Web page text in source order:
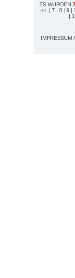
ES WURDEN
<< | 7 | 8 | 9 |
|
IMPRESSUM